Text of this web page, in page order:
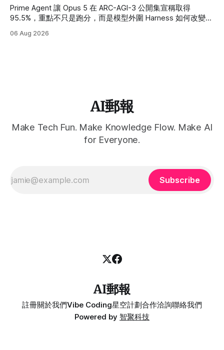
Prime Agent 讓 Opus 5 在 ARC-AGI-3 公開集宣稱取得
95.5%，重點不只是跑分，而是模型外圍 Harness 如何改變長
06 Aug 2026
AI郵報
Make Tech Fun. Make Knowledge Flow. Make AI
for Everyone.
Subscribe
AI郵報
註冊關於我們Vibe Coding星空計劃合作洽詢聯絡我們
Powered by 智聚科技